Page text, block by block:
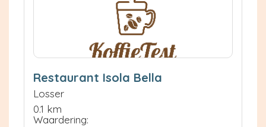
Restaurant Isola Bella
Losser
0.1 km
Waardering: